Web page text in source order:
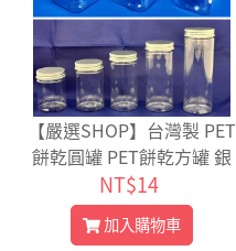
【嚴選SHOP】台灣製 PET
餅乾圓罐 PET餅乾方罐 銀
蓋餅乾罐 塑膠罐 透明罐 收
納罐 PET罐 糖果罐【S05
6】
NT$14
加入購物車